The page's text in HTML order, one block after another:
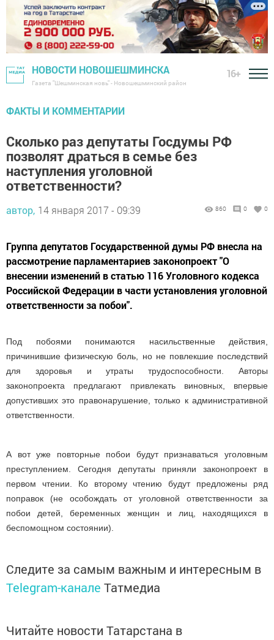
НОВОСТИ НОВОШЕШМИНСКА
Газета "Шешминская новь" - Новошешминский район
16+
ФАКТЫ И КОММЕНТАРИИ
Сколько раз депутаты Госдумы РФ
позволят драться в семье без
наступления уголовной
ответственности?
автор, 14 января 2017 - 09:39 860 0 0
Группа депутатов Государственной думы РФ внесла на
рассмотрение парламентариев законопроект "О
внесении изменений в статью 116 Уголовного кодекса
Российской Федерации в части установления уголовной
ответственности за побои".
Под побоями понимаются насильственные действия,
причинившие физическую боль, но не повлекшие последствий
для здоровья и утраты трудоспособности. Авторы
законопроекта предлагают привлекать виновных, впервые
допустивших это правонарушение, только к административной
ответственности.
А вот уже повторные побои будут признаваться уголовным
преступлением. Сегодня депутаты приняли законопроект в
первом чтении. Ко второму чтению будут предложены ряд
поправок (не особождать от уголовной ответственности за
побои детей, беременных женщин и лиц, находящихся в
беспомощном состоянии).
Следите за самым важным и интересным в
Telegram-канале Татмедиа
Читайте новости Татарстана в